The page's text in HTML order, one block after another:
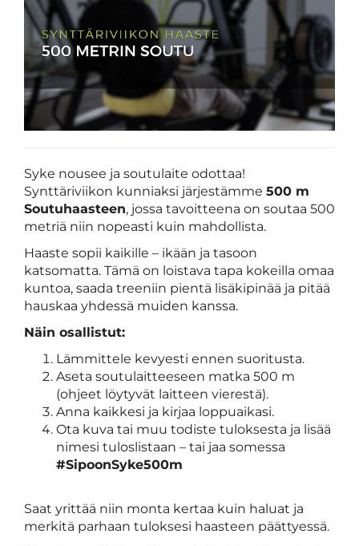
Syke nousee ja soutulaite odottaa!
Synttäriviikon kunniaksi järjestämme 500 m
Soutuhaasteen, jossa tavoitteena on soutaa 500
metriä niin nopeasti kuin mahdollista.
Haaste sopii kaikille – ikään ja tasoon
katsomatta. Tämä on loistava tapa kokeilla omaa
kuntoa, saada treeniin pientä lisäkipinää ja pitää
hauskaa yhdessä muiden kanssa.
Näin osallistut:
Lämmittele kevyesti ennen suoritusta.
Aseta soutulaitteeseen matka 500 m
(ohjeet löytyvät laitteen vierestä).
Anna kaikkesi ja kirjaa loppuaikasi.
Ota kuva tai muu todiste tuloksesta ja lisää
nimesi tuloslistaan – tai jaa somessa
#SipoonSyke500m
​​​​​​​Saat yrittää niin monta kertaa kuin haluat ja
merkitä parhaan tuloksesi haasteen päättyessä.